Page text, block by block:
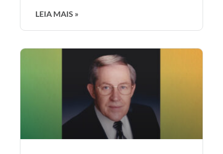
LEIA MAIS »